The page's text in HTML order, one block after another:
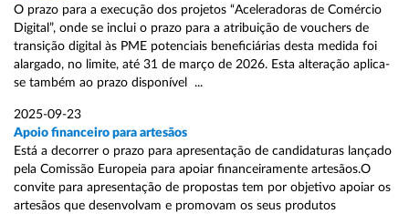
O prazo para a execução dos projetos “Aceleradoras de Comércio
Digital”, onde se inclui o prazo para a atribuição de vouchers de
transição digital às PME potenciais beneficiárias desta medida foi
alargado, no limite, até 31 de março de 2026. Esta alteração aplica-
se também ao prazo disponível ...
2025-09-23
Apoio financeiro para artesãos
Está a decorrer o prazo para apresentação de candidaturas lançado
pela Comissão Europeia para apoiar financeiramente artesãos.O
convite para apresentação de propostas tem por objetivo apoiar os
artesãos que desenvolvam e promovam os seus produtos